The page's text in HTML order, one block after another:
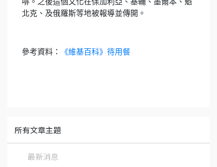
啡。之後這個文化在保加利亞、基輔、墨爾本、魁
北克、及俄羅斯等地被報導並傳開。
參考資料： 《維基百科》待用餐
所有文章主題
最新消息